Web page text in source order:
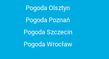
Pogoda Olsztyn
Pogoda Poznań
Pogoda Szczecin
Pogoda Wrocław